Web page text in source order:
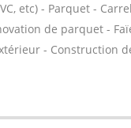
etc) - Parquet -
de parquet -
- Construction